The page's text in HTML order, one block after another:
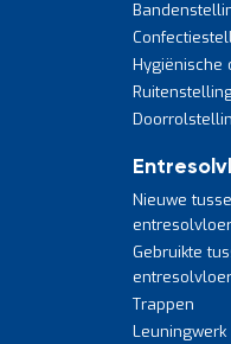
Hygiënische
Nieuwe
Gebruikte
Trappen
Leuningwerk